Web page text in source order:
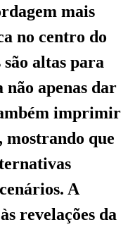
mais
no centro do
altas para
não apenas dar
imprimir
que
A
revelações da